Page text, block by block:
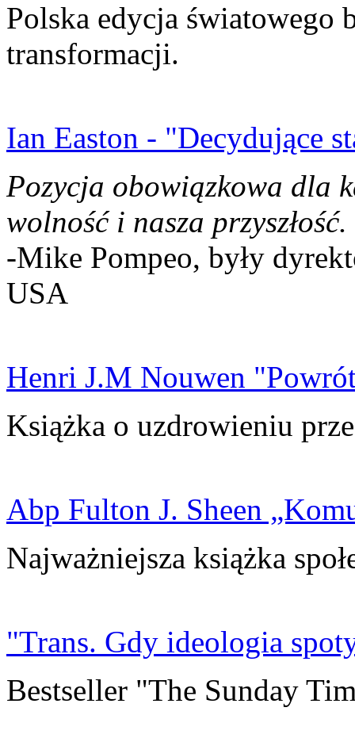
Polska edycja światowego
transformacji.
Ian Easton - "Decydujące
Pozycja obowiązkowa dla
wolność i nasza przyszłość.
-Mike Pompeo, były
USA
Henri J.M Nouwen
Książka o uzdrowieniu
Abp Fulton J. Sheen
Najważniejsza książka
"Trans. Gdy ideologia
Bestseller "The Sunday